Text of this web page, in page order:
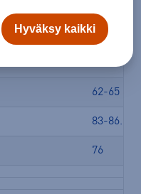
62-65
83-86.5
76
Hyväksy kaikki